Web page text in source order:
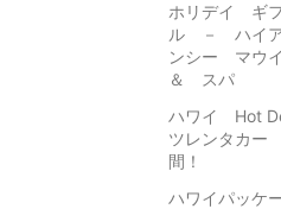
ホリデイ ギ
ル － ハイ
ンシー マウ
＆ スパ
ハワイ Hot
ツレンタカー
間！
ハワイパッケ